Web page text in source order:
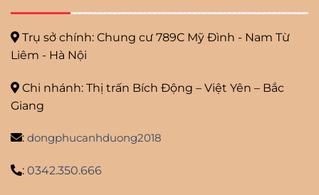
Trụ sở chính: Chung cư 789C Mỹ Đình - Nam Từ
Liêm - Hà Nội
Chi nhánh: Thị trấn Bích Động – Việt Yên – Bắc
Giang
: dongphucanhduong2018
: 0342.350.666